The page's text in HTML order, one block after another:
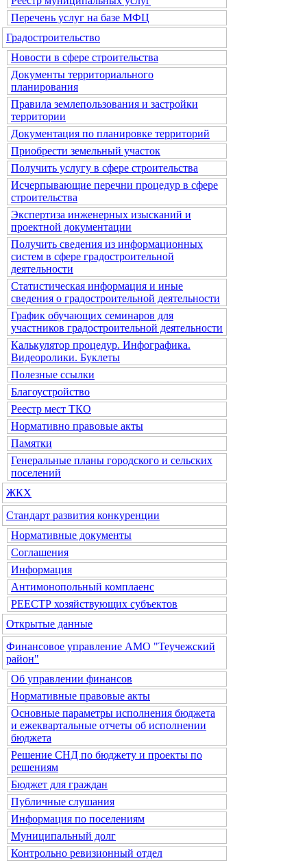
Перечень услуг на базе МФЦ
Градостроительство
Новости в сфере строительства
Документы территориального
планирования
Правила землепользования и застройки
территории
Документация по планировке территорий
Приобрести земельный участок
Получить услугу в сфере строительства
Исчерпывающие перечни процедур в сфере
строительства
Экспертиза инженерных изысканий и
проектной документации
Получить сведения из информационных
систем в сфере градостроительной
деятельности
Статистическая информация и иные
сведения о градостроительной деятельности
График обучающих семинаров для
участников градостроительной деятельности
Калькулятор процедур. Инфографика.
Видеоролики. Буклеты
Полезные ссылки
Благоустройство
Реестр мест ТКО
Нормативно правовые акты
Памятки
Генеральные планы городского и сельских
поселений
ЖКХ
Стандарт развития конкуренции
Нормативные документы
Соглашения
Информация
Антимонопольный комплаенс
РЕЕСТР хозяйствующих субъектов
Открытые данные
Финансовое управление АМО "Теучежский
район"
Об управлении финансов
Нормативные правовые акты
Основные параметры исполнения бюджета
и ежеквартальные отчеты об исполнении
бюджета
Решение СНД по бюджету и проекты по
решениям
Бюджет для граждан
Публичные слушания
Информация по поселениям
Муниципальный долг
Контрольно ревизионный отдел